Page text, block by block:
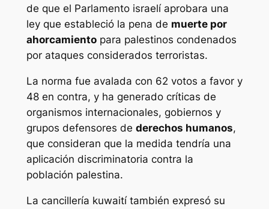
de que el Parlamento israelí aprobara una
ley que estableció la pena de muerte por
ahorcamientopara palestinos condenados
por ataques considerados terroristas.
La norma fue avalada con 62 votos a favor y
48 en contra, y ha generado críticas de
organismos internacionales, gobiernos y
grupos defensores de derechos humanos,
que consideran que la medida tendría una
aplicación discriminatoria contra la
población palestina.
La cancillería kuwaití también expresó su